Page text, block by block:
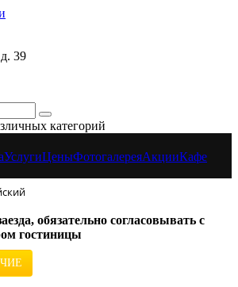
39
категорий
УслугиЦеныФотогалереяАкцииКафе
обязательно согласовывать с
гостиницы